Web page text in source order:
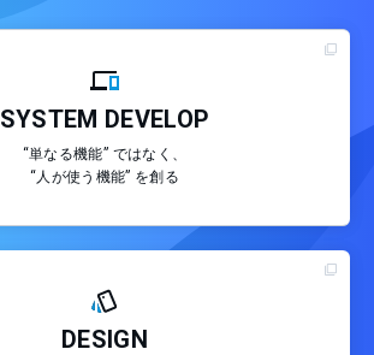
SYSTEM DEVELOP
“単なる機能” ではなく、
“人が使う機能” を創る
DESIGN